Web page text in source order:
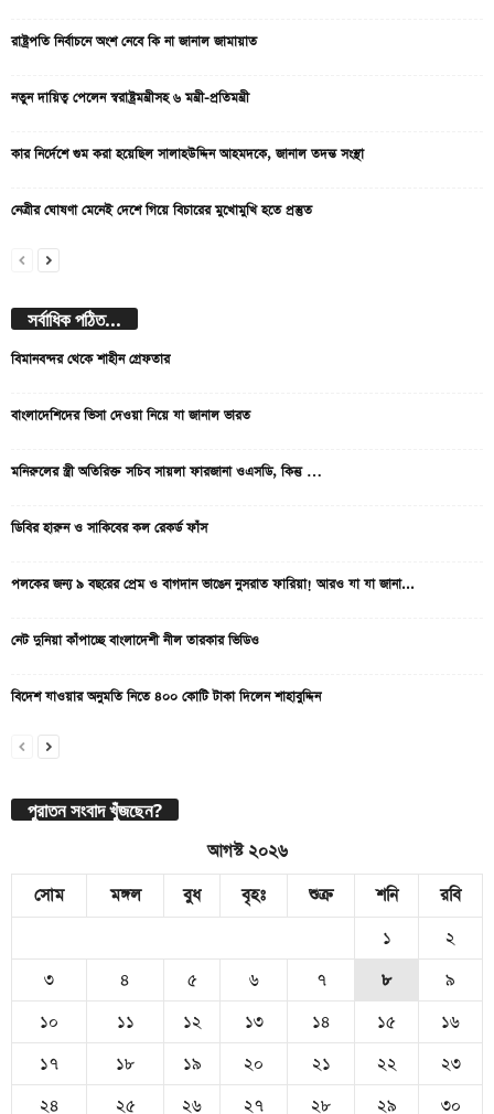
রাষ্ট্রপতি নির্বাচনে অংশ নেবে কি না জানাল জামায়াত
নতুন দায়িত্ব পেলেন স্বরাষ্ট্রমন্ত্রীসহ ৬ মন্ত্রী-প্রতিমন্ত্রী
কার নির্দেশে গুম করা হয়েছিল সালাহউদ্দিন আহমদকে, জানাল তদন্ত সংস্থা
নেত্রীর ঘোষণা মেনেই দেশে গিয়ে বিচারের মুখোমুখি হতে প্রস্তুত
সর্বাধিক পঠিত...
বিমানবন্দর থেকে শাহীন গ্রেফতার
বাংলাদেশিদের ভিসা দেওয়া নিয়ে যা জানাল ভারত
মনিরুলের স্ত্রী অতিরিক্ত সচিব সায়লা ফারজানা ওএসডি, কিন্তু …
ডিবির হারুন ও সাকিবের কল রেকর্ড ফাঁস
পলকের জন্য ৯ বছরের প্রেম ও বাগদান ভাঙেন নুসরাত ফারিয়া! আরও যা যা জানা...
নেট দুনিয়া কাঁপাচ্ছে বাংলাদেশী নীল তারকার ভিডিও
বিদেশ যাওয়ার অনুমতি নিতে ৪০০ কোটি টাকা দিলেন শাহাবুদ্দিন
পুরাতন সংবাদ খুঁজছেন?
আগস্ট ২০২৬
সোম
মঙ্গল বুধ বৃহঃ শুক্র শনি
রবি
১
২
৩
৪ ৫ ৬ ৭ ৮
৯
১০
১১ ১২ ১৩ ১৪ ১৫
১৬
১৭
১৮ ১৯ ২০ ২১ ২২
২৩
২৪
২৫ ২৬ ২৭ ২৮ ২৯ ৩০